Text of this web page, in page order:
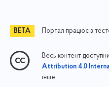
Портал працює в
Весь контент
Attribution 4.0
інше